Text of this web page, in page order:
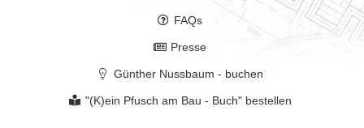
FAQs
Presse
Günther Nussbaum - buchen
"(K)ein Pfusch am Bau - Buch" bestellen